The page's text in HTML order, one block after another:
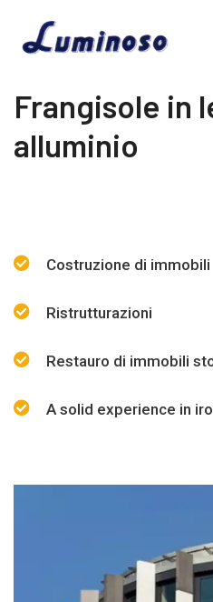
Frangisole in
alluminio
Costruzione di immobili
Ristrutturazioni
Restauro di immobili
A solid experience in